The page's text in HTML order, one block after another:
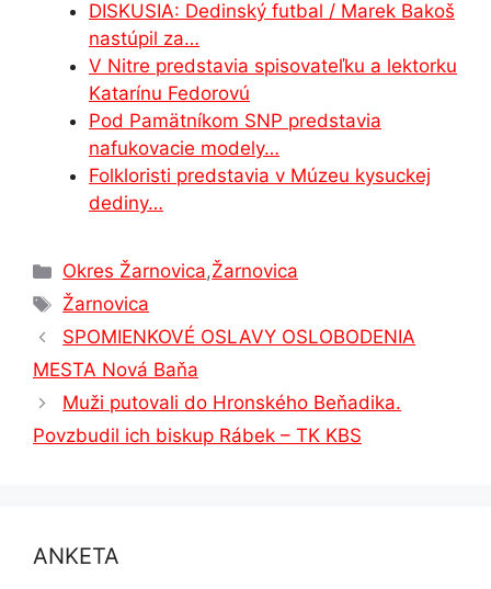
k er
DISKUSIA: Dedinský futbal / Marek Bakoš
nastúpil za…
V Nitre predstavia spisovateľku a lektorku
Katarínu Fedorovú
Pod Pamätníkom SNP predstavia
nafukovacie modely…
Folkloristi predstavia v Múzeu kysuckej
dediny…
Kategórie
Okres Žarnovica,Žarnovica
Značky
Žarnovica
SPOMIENKOVÉ OSLAVY OSLOBODENIA
MESTA Nová Baňa
Muži putovali do Hronského Beňadika.
Povzbudil ich biskup Rábek – TK KBS
ANKETA